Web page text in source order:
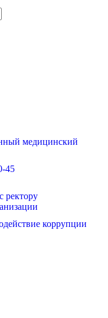
медицинский
45
ректору
коррупции